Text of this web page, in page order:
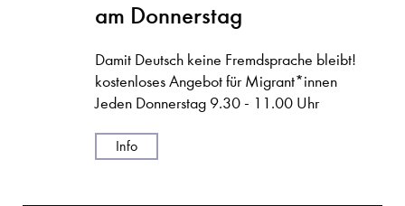
am Donnerstag
Damit Deutsch keine Fremdsprache bleibt!
kostenloses Angebot für Migrant*innen
Jeden Donnerstag 9.30 - 11.00 Uhr
Info